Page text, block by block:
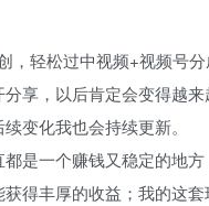
，轻松过中视频+视频号
享，以后肯定会变得越
变化我也会持续更新。
是一个赚钱又稳定的地方
得丰厚的收益；我的这